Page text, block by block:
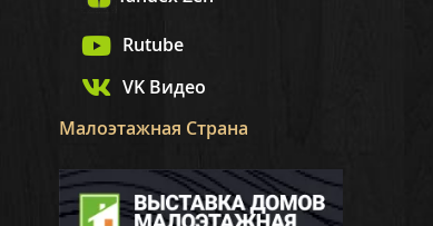
Rutube
VK Видео
Малоэтажная Страна